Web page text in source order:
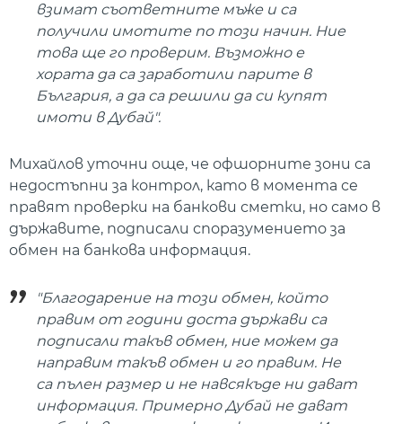
взимат съответните мъже и са
получили имотите по този начин. Ние
това ще го проверим. Възможно е
хората да са заработили парите в
България, а да са решили да си купят
имоти в Дубай".
Михайлов уточни още, че офшорните зони са
недостъпни за контрол, като в момента се
правят проверки на банкови сметки, но само в
държавите, подписали споразумението за
обмен на банкова информация.
"Благодарение на този обмен, който
правим от години доста държави са
подписали такъв обмен, ние можем да
направим такъв обмен и го правим. Не
са пълен размер и не навсякъде ни дават
информация. Примерно Дубай не дават